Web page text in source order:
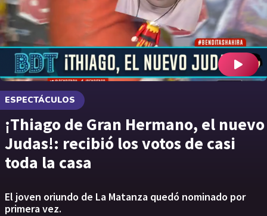
ESPECTÁCULOS
¡Thiago de Gran Hermano, el nuevo
Judas!: recibió los votos de casi
toda la casa
El joven oriundo de La Matanza quedó nominado por
primera vez.